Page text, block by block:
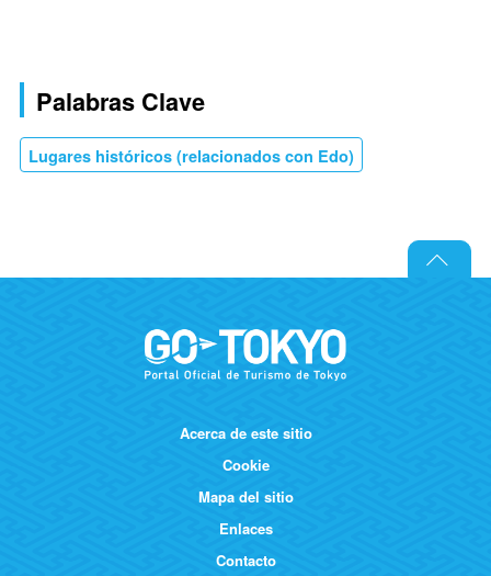
Palabras Clave
Lugares históricos (relacionados con Edo)
Acerca de este sitio
Cookie
Mapa del sitio
Enlaces
Contacto